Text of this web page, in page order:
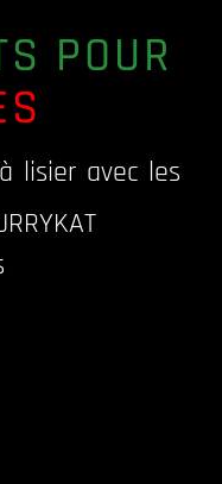
POUR
lisier avec les